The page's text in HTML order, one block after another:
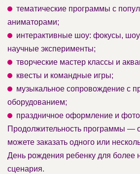
тематические программы с
аниматорами;
интерактивные шоу: фокусы,
научные эксперименты;
творческие мастер классы и
квесты и командные игры;
музыкальное сопровождение с
оборудованием;
праздничное оформление и
Продолжительность программы —
можете заказать одного или
День рождения ребенку для более
сценария.